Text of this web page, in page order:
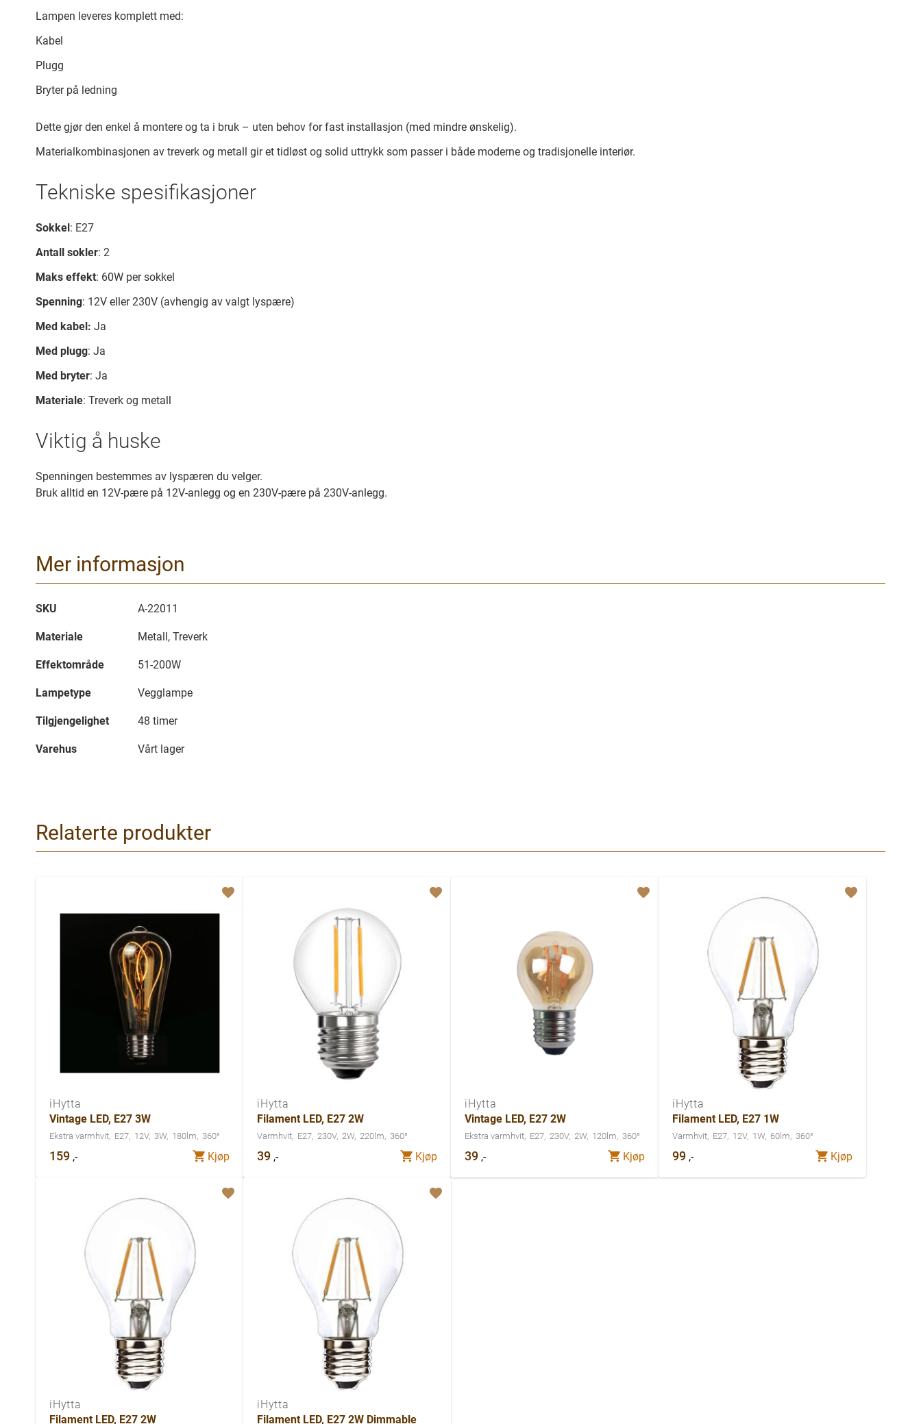
Lampen leveres komplett med:
Kabel
Plugg
Bryter på ledning
Dette gjør den enkel å montere og ta i bruk – uten behov for fast installasjon (med mindre ønskelig).
Materialkombinasjonen av treverk og metall gir et tidløst og solid uttrykk som passer i både moderne og tradisjonelle interiør.
Tekniske spesifikasjoner
Sokkel: E27
Antall sokler: 2
Maks effekt: 60W per sokkel
Spenning: 12V eller 230V (avhengig av valgt lyspære)
Med kabel: Ja
Med plugg: Ja
Med bryter: Ja
Materiale: Treverk og metall
Viktig å huske
Spenningen bestemmes av lyspæren du velger.
Bruk alltid en 12V-pære på 12V-anlegg og en 230V-pære på 230V-anlegg.
Mer informasjon
Mer
SKU A-22011
Materiale Metall, Treverk
Effektområde 51-200W
Lampetype Vegglampe
Tilgjengelighet 48 timer
Varehus Vårt lager
Relaterte produkter
iHytta
Vintage LED, E27 3W
Ekstra varmhvit E27 12V 3W 180lm 360°
159 ,- Kjøp
iHytta
Filament LED, E27 2W
Varmhvit E27 230V 2W 220lm 360°
39 ,- Kjøp
iHytta
Vintage LED, E27 2W
Ekstra varmhvit E27 230V 2W 120lm 360°
39 ,- Kjøp
iHytta
Filament LED, E27 1W
Varmhvit E27 12V 1W 60lm 360°
99 ,- Kjøp
iHytta
Filament LED, E27 2W
iHytta
Filament LED, E27 2W Dimmable